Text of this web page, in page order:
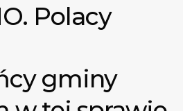
Polacy
gminy